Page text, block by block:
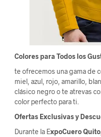
Colores para Todos los
te ofrecemos una gama de
miel, azul, rojo, amarillo,
clásico negro o te atrevas
color perfecto para ti.
Ofertas Exclusivas y
Durante la ExpoCuero